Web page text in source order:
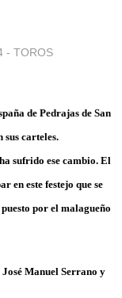
- TOROS
de Pedrajas de San
sus carteles.
sufrido ese cambio. El
en este festejo que se
por el malagueño
Manuel Serrano y